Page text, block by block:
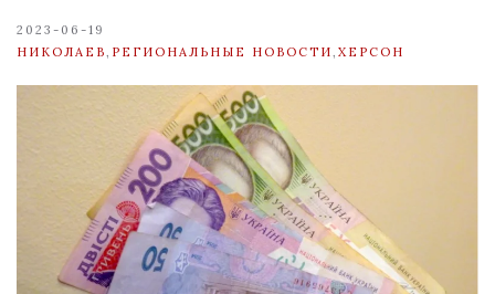
2023-06-19
НИКОЛАЕВ РЕГИОНАЛЬНЫЕ НОВОСТИ ХЕРСОН